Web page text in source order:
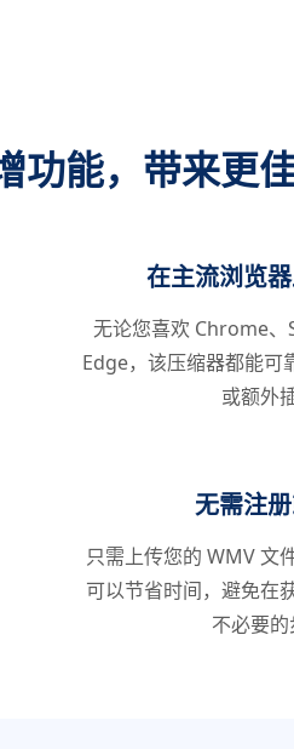
功能，带来更
在主流浏览
无论您喜欢 Chrome
Edge，该压缩器都能可
或额外
无需注
只需上传您的 WMV 文
可以节省时间，避免在
不必要的